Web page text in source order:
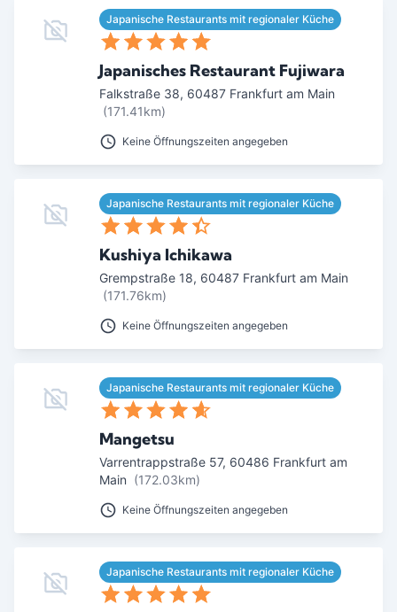
Japanische Restaurants mit regionaler Küche
Japanisches Restaurant Fujiwara
Falkstraße 38, 60487 Frankfurt am Main
(171.41km)
Keine Öffnungszeiten angegeben
Japanische Restaurants mit regionaler Küche
Kushiya Ichikawa
Grempstraße 18, 60487 Frankfurt am Main
(171.76km)
Keine Öffnungszeiten angegeben
Japanische Restaurants mit regionaler Küche
Mangetsu
Varrentrappstraße 57, 60486 Frankfurt am
Main (172.03km)
Keine Öffnungszeiten angegeben
Japanische Restaurants mit regionaler Küche